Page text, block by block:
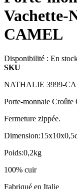
Vachette-
CAMEL
Disponibilité : En
SKU
NATHALIE 3999-
Porte-monnaie
Fermeture zippée.
Poids:0,2kg
100% cuir
Fabriqué en Italie